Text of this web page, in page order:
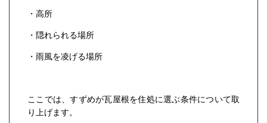
・高所
・隠れられる場所
・雨風を凌げる場所
ここでは、すずめが瓦屋根を住処に選ぶ条件について取
り上げます。